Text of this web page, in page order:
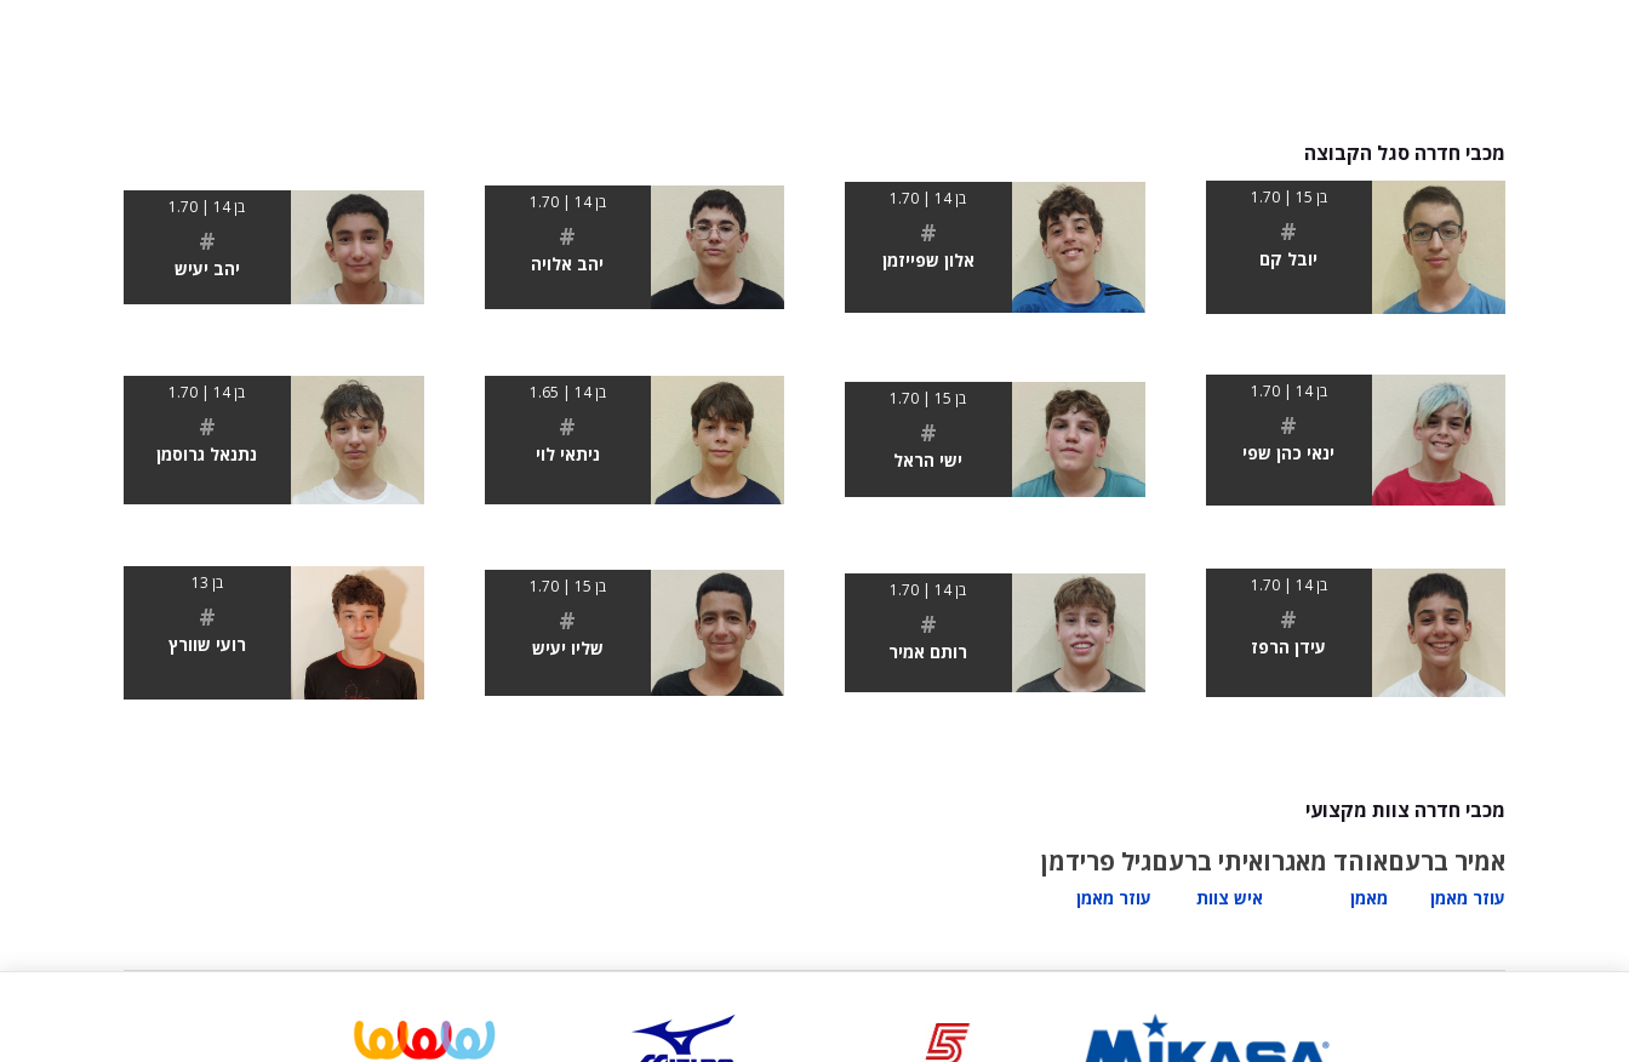
מכבי חדרה סגל הקבוצה
בן 15 | 1.70
#
יובל קם
בן 14 | 1.70
#
אלון שפייזמן
בן 14 | 1.70
#
יהב אלויה
בן 14 | 1.70
#
יהב יעיש
בן 14 | 1.70
#
ינאי כהן שפי
בן 15 | 1.70
#
ישי הראל
בן 14 | 1.65
#
ניתאי לוי
בן 14 | 1.70
#
נתנאל גרוסמן
בן 14 | 1.70
#
עידן הרפז
בן 14 | 1.70
#
רותם אמיר
בן 15 | 1.70
#
שליו יעיש
בן 13
#
רועי שוורץ
מכבי חדרה צוות מקצועי
אמיר ברעם
עוזר מאמן
אוהד מאגרו
מאמן
איתי ברעם
איש צוות
גיל פרידמן
עוזר מאמן